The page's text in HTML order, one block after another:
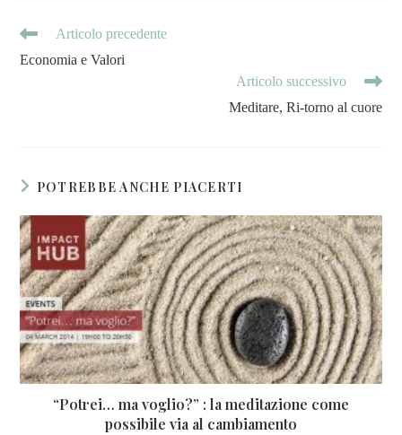
Articolo precedente
Economia e Valori
Articolo successivo
Meditare, Ri-torno al cuore
POTREBBE ANCHE PIACERTI
“Potrei… ma voglio?” : la meditazione come
possibile via al cambiamento